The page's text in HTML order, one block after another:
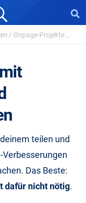
/ Onpage-Projekte mit anderen teilen und zusammenarb...
teilen und
Das Beste:
dafür nicht nötig.